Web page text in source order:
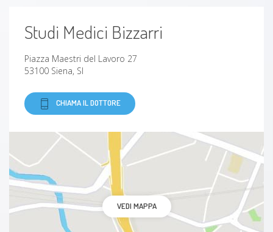
Studi Medici Bizzarri
Piazza Maestri del Lavoro 27
53100 Siena, SI
CHIAMA IL DOTTORE
VEDI MAPPA